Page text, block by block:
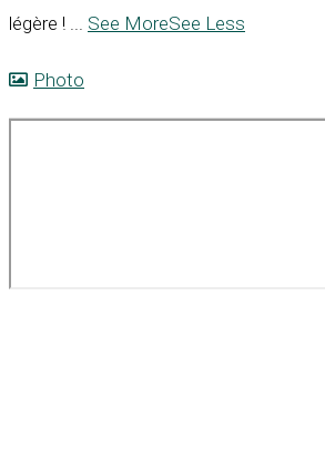
légère !
See MoreSee Less
Photo